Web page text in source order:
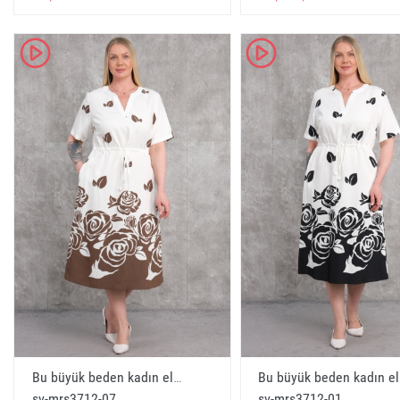
ملابس نسائية بالجملة نوفوسيبيرسك
bayan moda giyim türkiye
fashionable womens clothing wholesale from the
turkey
модная женская одежда оптом от производителя
نسائية عصرية بالجملة من الشركة المصنعة تركيا
bayan giyim bishkek üreticiden toptan satış
womens clothing bishkek wholesale from the
женская одежда бишкек оптом от производителя
ملابس نسائية bishkek بالجملة من الشركة المصنعة
bayan triko toptan satışı
womens knitwear wholesale
женский трикотаж оптом
K
Bu büyük beden kadın elbisesi kahverengi renktedir ve %100 viskon kumaştan üretilmiştir. Elbise modellerinin beden seçenekleri 42, 44, 46 ve 48dir. Mankenin üzerinde görülen elbise, rahat ve şık görünümüyle dikkat çekiyor. Elbisenin üst kısmında V yaka detayı bulunmakta olup, beli bağcıklı bir tasarıma sahiptir. Kahverengi zemin üzerine yerleştirilen büyük çiçek desenleri elbiseye zarif bir hava katmaktadır. Arkadan bakıldığında elbisenin deseni ve geniş kesimi dikkat çekmektedir. - Kahverengi
K